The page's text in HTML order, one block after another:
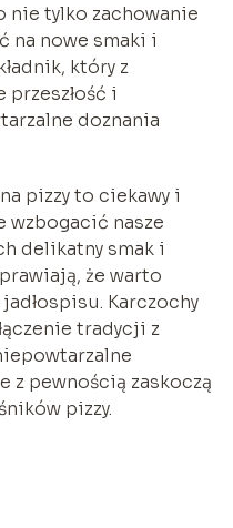
nie tylko zachowanie
na nowe smaki i
który z
przeszłość i
doznania
pizzy to ciekawy i
wzbogacić nasze
delikatny smak i
że warto
Karczochy
tradycji z
z pewnością zaskoczą
pizzy.